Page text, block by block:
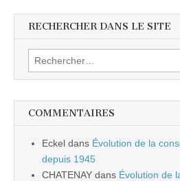
RECHERCHER DANS LE SITE
Rechercher :
COMMENTAIRES
Eckel dans Évolution de la
depuis 1945
CHATENAY dans Évolution de